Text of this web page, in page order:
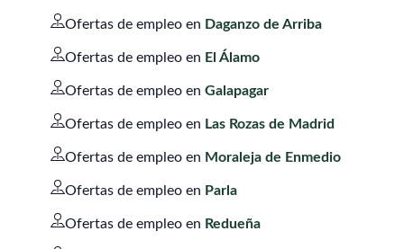
Ofertas de empleo en Daganzo de Arriba
Ofertas de empleo en El Álamo
Ofertas de empleo en Galapagar
Ofertas de empleo en Las Rozas de Madrid
Ofertas de empleo en Moraleja de Enmedio
Ofertas de empleo en Parla
Ofertas de empleo en Redueña